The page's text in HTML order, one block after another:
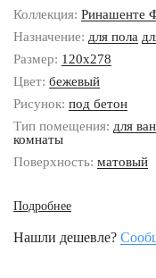
Коллекция: Ринашенте
Назначение: для пола
Размер: 120x278
Цвет: бежевый
Рисунок: под бетон
Тип помещения: для
комнаты
Поверхность: матовый
Подробнее
Нашли дешевле?